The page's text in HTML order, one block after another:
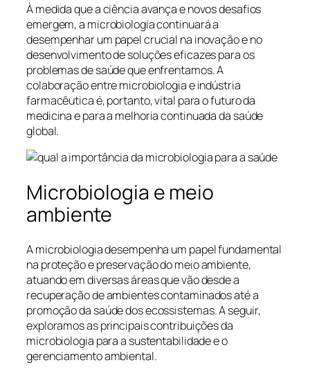
À medida que a ciência avança e novos desafios
emergem, a microbiologia continuará a
desempenhar um papel crucial na inovação e no
desenvolvimento de soluções eficazes para os
problemas de saúde que enfrentamos. A
colaboração entre microbiologia e indústria
farmacêutica é, portanto, vital para o futuro da
medicina e para a melhoria continuada da saúde
global.
Microbiologia e meio
ambiente
A microbiologia desempenha um papel fundamental
na proteção e preservação do meio ambiente,
atuando em diversas áreas que vão desde a
recuperação de ambientes contaminados até a
promoção da saúde dos ecossistemas. A seguir,
exploramos as principais contribuições da
microbiologia para a sustentabilidade e o
gerenciamento ambiental.